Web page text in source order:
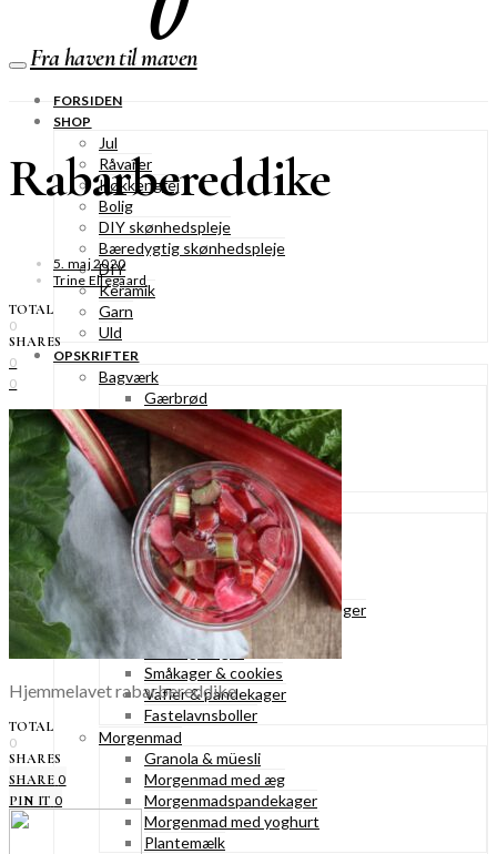
Fra haven til maven
FORSIDEN
SHOP
Jul
Råvarer
Køkkengrej
Bolig
DIY skønhedspleje
Bæredygtig skønhedspleje
DIY
Keramik
Garn
Uld
OPSKRIFTER
Bagværk
Gærbrød
Boller
Madbrød
Rugbrød
Kiks & knækbrød
Kager
Æblekager
Skærekager
Søde tærter
Muffins & cupcakes
Gærkager & sammenlagte kager
Konditorkager
Marengskager
Småkager & cookies
Vafler & pandekager
Fastelavnsboller
Morgenmad
Granola & müesli
Morgenmad med æg
Morgenmadspandekager
Morgenmad med yoghurt
Plantemælk
Rabarbereddike
5. maj 2020
Trine Ellegaard
TOTAL
0
SHARES
0
0
Hjemmelavet rabarbereddike
TOTAL
0
SHARES
SHARE 0
PIN IT 0